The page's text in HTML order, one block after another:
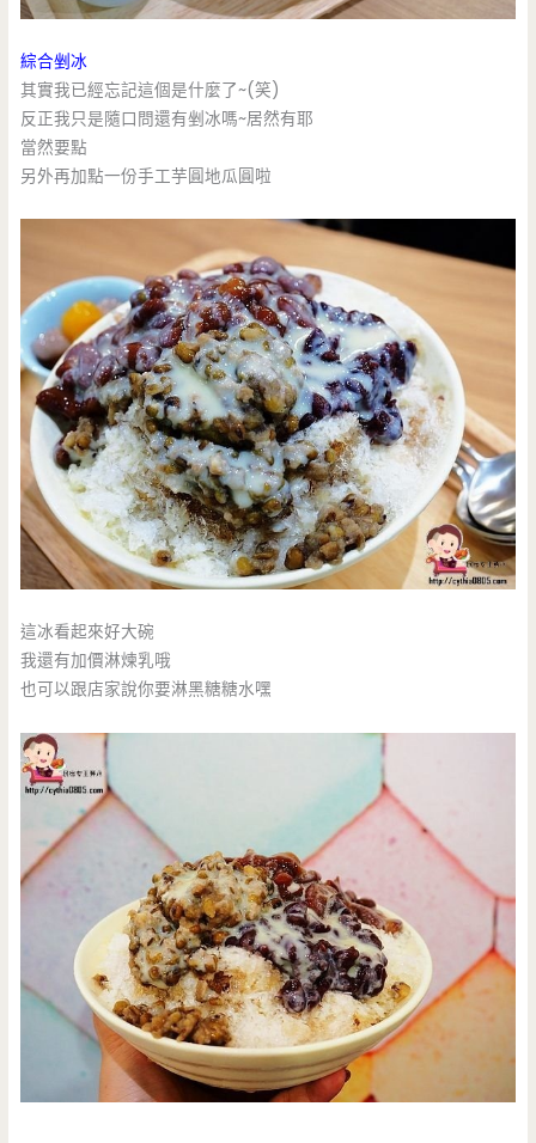
綜合剉冰
其實我已經忘記這個是什麼了~(笑)
反正我只是隨口問還有剉冰嗎~居然有耶
當然要點
另外再加點一份手工芋圓地瓜圓啦
這冰看起來好大碗
我還有加價淋煉乳哦
也可以跟店家說你要淋黑糖糖水嘿